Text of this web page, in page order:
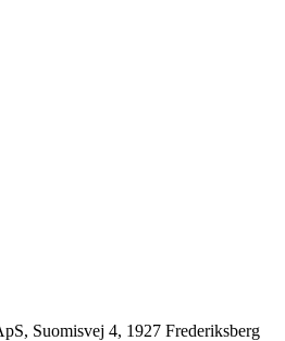
Suomisvej 4, 1927 Frederiksberg